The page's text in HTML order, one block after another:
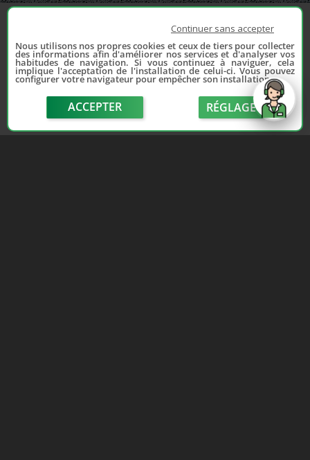
Continuer sans accepter
Nous utilisons nos propres cookies et ceux de tiers pour collecter
des informations afin d'améliorer nos services et d'analyser vos
habitudes de navigation. Si vous continuez à naviguer, cela
implique l'acceptation de l'installation de celui-ci. Vous pouvez
configurer votre navigateur pour empêcher son installation.
ACCEPTER RÉGLAGE